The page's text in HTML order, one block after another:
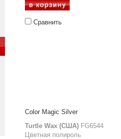
Сравнить
Color Magic Silver
Turtle Wax (США) FG6544
Цветная полироль